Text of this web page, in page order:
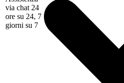
via chat 24
ore su 24, 7
giorni su 7